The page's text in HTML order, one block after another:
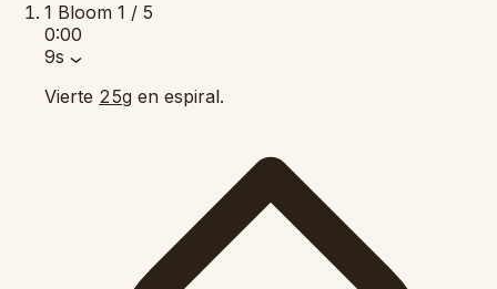
1 Bloom 1 / 5
0:00
9s
Vierte 25g en espiral.